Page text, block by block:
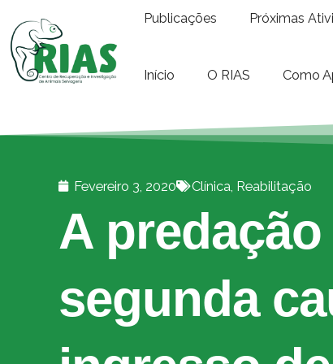
Publicações Próximas
Início O RIAS Como
Fevereiro 3, 2020 Clínica, Reabilitação
A predação
segunda